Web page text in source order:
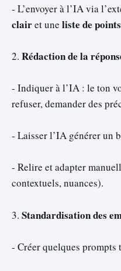
- L’envoyer à l’IA via
clairet une liste de
2. Rédaction de la
- Indiquer à l’IA : le ton
refuser, demander des
- Laisser l’IA générer un
- Relire et adapter
contextuels, nuances).
3. Standardisation des
- Créer quelques prompts